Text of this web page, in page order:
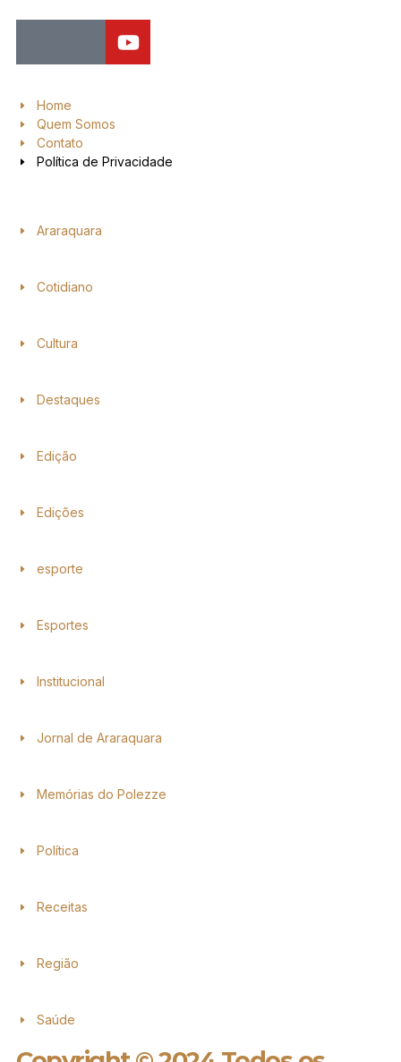
Home
Quem Somos
Contato
Política de Privacidade
Araraquara
Cotidiano
Cultura
Destaques
Edição
Edições
esporte
Esportes
Institucional
Jornal de Araraquara
Memórias do Polezze
Política
Receitas
Região
Saúde